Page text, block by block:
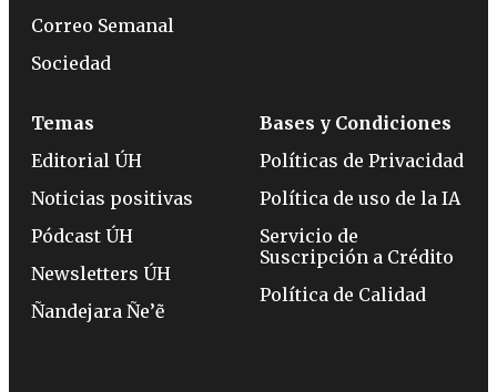
Correo Semanal
Sociedad
Temas
Editorial ÚH
Noticias positivas
Pódcast ÚH
Newsletters ÚH
Ñandejara Ñe’ẽ
Bases y Condiciones
Políticas de Privacidad
Política de uso de la IA
Servicio de
Suscripción a Crédito
Política de Calidad